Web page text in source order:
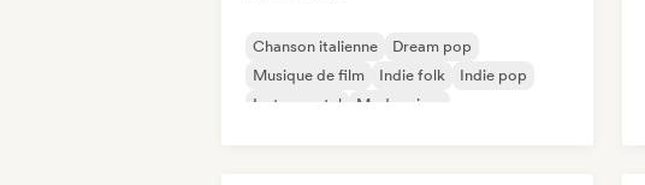
Chanson italienne
Dream pop
Musique de film
Indie folk
Indie pop
Instrumental
Modern jazz